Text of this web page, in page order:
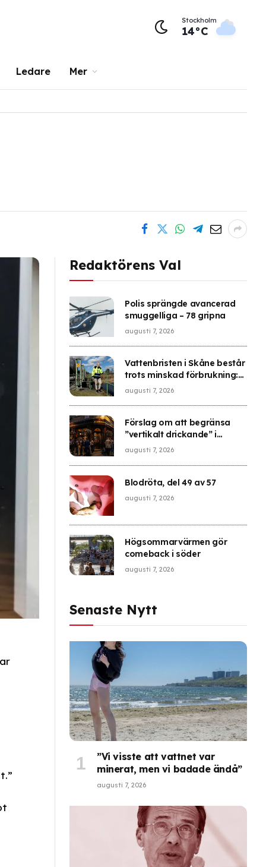
Stockholm
14°C
Ledare Mer
Redaktörens Val
Polis sprängde avancerad
smuggelliga – 78 gripna
augusti 7, 2026
Vattenbristen i Skåne består
trots minskad förbrukning:
”Fortsatt allvarligt läge”
augusti 7, 2026
Förslag om att begränsa
”vertikalt drickande” i
London
augusti 7, 2026
Blodröta, del 49 av 57
augusti 7, 2026
Högsommarvärmen gör
comeback i söder
augusti 7, 2026
Senaste Nytt
”Vi visste att vattnet var
minerat, men vi badade ändå”
augusti 7, 2026